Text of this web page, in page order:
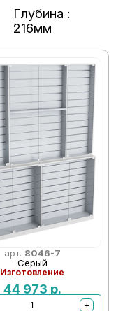
Глубина :
216мм
арт. 8046-7
Серый
Изготовление
44 973 р.
+